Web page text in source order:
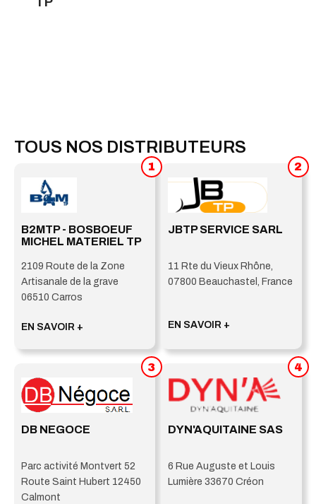
TOUS NOS DISTRIBUTEURS
1
B2MTP - BOSBOEUF
MICHEL MATERIEL TP
2109 Route de la Zone
Artisanale de la grave
06510 Carros
EN SAVOIR +
2
JBTP SERVICE SARL
11 Rte du Vieux Rhône,
07800 Beauchastel, France
EN SAVOIR +
3
DB NEGOCE
Parc activité Montvert 52
Route Saint Hubert 12450
Calmont
4
DYN'AQUITAINE SAS
6 Rue Auguste et Louis
Lumière 33670 Créon